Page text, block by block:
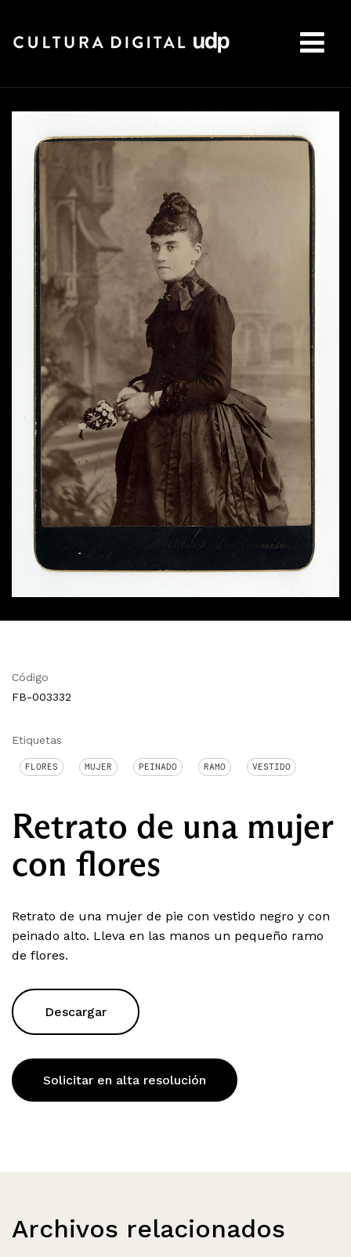
Código
FB-003332
Etiquetas
FLORES MUJER PEINADO RAMO VESTIDO
Retrato de una mujer
con flores
Retrato de una mujer de pie con vestido negro y con
peinado alto. Lleva en las manos un pequeño ramo
de flores.
Descargar
Solicitar en alta resolución
Archivos relacionados